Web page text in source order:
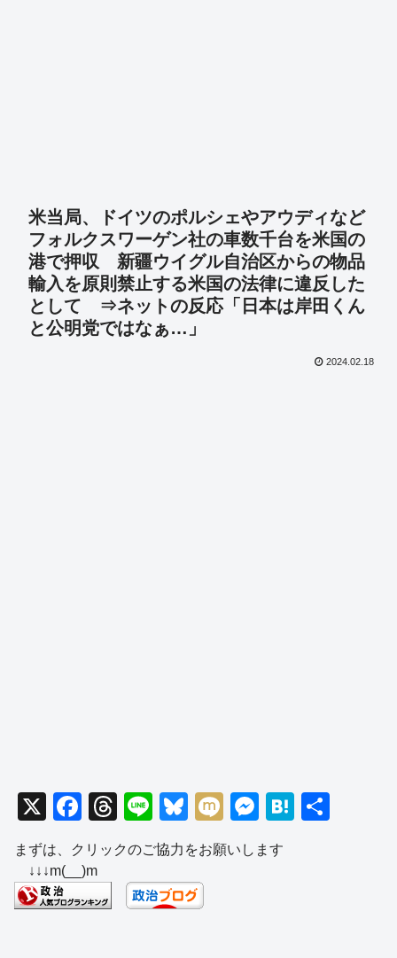
米当局、ドイツのポルシェやアウディなど
フォルクスワーゲン社の車数千台を米国の
港で押収 新疆ウイグル自治区からの物品
輸入を原則禁止する米国の法律に違反した
として ⇒ネットの反応「日本は岸田くん
と公明党ではなぁ…」
2024.02.18
X
F
a
c
e
b
T
hr
e
a
d
Li
n
e
Bl
u
e
sk
y
M
ixi
M
e
ss
H
まずは、クリックのご協力をお願いします
↓↓↓m(__)m